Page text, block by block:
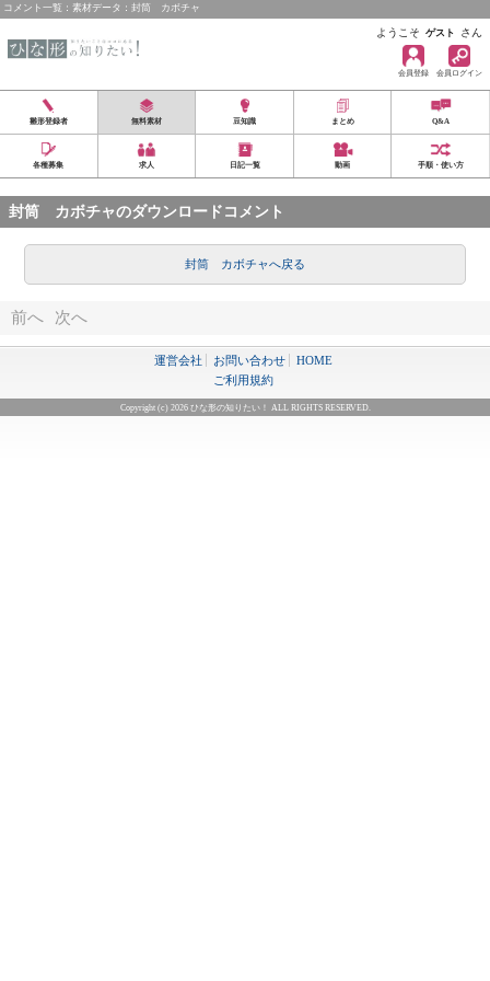
コメント一覧：素材データ：封筒 カボチャ
ようこそ ゲスト さん
会員登録 会員ログイン
雛形登録者 無料素材 豆知識 まとめ Q&A
各種募集 求人 日記一覧 動画 手順・使い方
封筒 カボチャのダウンロードコメント
封筒 カボチャへ戻る
前へ 次へ
運営会社 お問い合わせ
HOME
ご利用規約
Copyright (c) 2026 ひな形の知りたい！ ALL RIGHTS RESERVED.